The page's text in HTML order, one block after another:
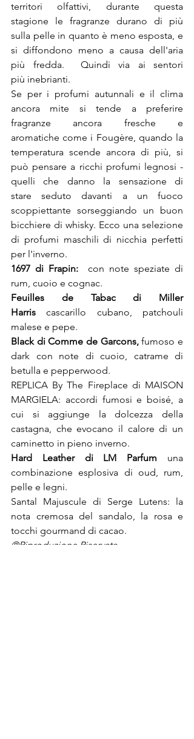
territori olfattivi, durante questa
stagione le fragranze durano di più
sulla pelle in quanto è meno esposta, e
si diffondono meno a causa dell'aria
più fredda.  Quindi via ai sentori
più inebrianti.
Se per i profumi autunnali e il clima
ancora mite si tende a preferire
fragranze ancora fresche e
aromatiche come i Fougère, quando la
temperatura scende ancora di più, si
può pensare a ricchi profumi legnosi -
quelli che danno la sensazione di
stare seduto davanti a un fuoco
scoppiettante sorseggiando un buon
bicchiere di whisky. Ecco una selezione
di profumi maschili di nicchia perfetti
per l'inverno.
1697 di Frapin: con note speziate di
rum, cuoio e cognac.
Feuilles de Tabac di Miller
Harris cascarillo cubano, patchouli
malese e pepe.
Black di Comme de Garcons, fumoso e
dark con note di cuoio, catrame di
betulla e pepperwood.
REPLICA By The Fireplace di MAISON
MARGIELA: accordi fumosi e boisé, a
cui si aggiunge la dolcezza della
castagna, che evocano il calore di un
caminetto in pieno inverno.
Hard Leather di LM Parfum una
combinazione esplosiva di oud, rum,
pelle e legni.
Santal Majuscule di Serge Lutens: la
nota cremosa del sandalo, la rosa e
tocchi gourmand di cacao.
®Riproduzione Riservata